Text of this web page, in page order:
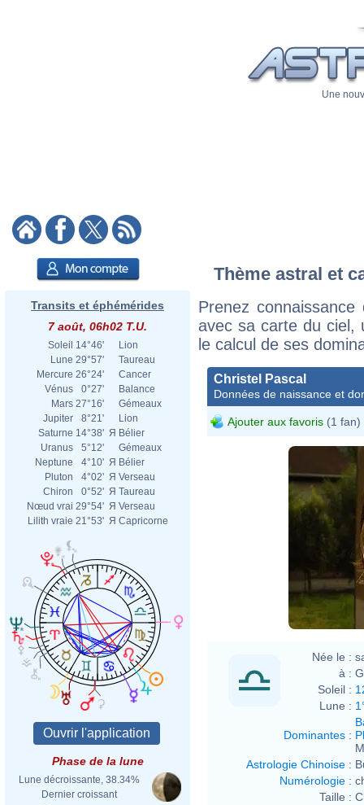
Une
Transits et éphémérides
7 août, 06h02 T.U.
Soleil 14°46'
Lion
Lune 29°57'
Taureau
Mercure 26°24'
Cancer
Vénus
0°27'
Balance
Mars 27°16'
Gémeaux
Jupiter
8°21'
Lion
Saturne 14°38' Я Bélier
Uranus
5°12'
Gémeaux
Neptune
4°10' Я Bélier
Pluton
4°02' Я Verseau
Chiron
0°52' Я Taureau
Nœud vrai 29°54' Я Verseau
Lilith vraie 21°53' Я Capricorne
Phase de la lune
Lune décroissante, 38.34%
Dernier croissant
Thème astral et
Prenez
avec sa carte du ciel,
le calcul de ses
Christel Pascal
Données de naissance et
Ajouter aux favoris (1 fan)
Née le :
à :
Soleil :
Lune :
Dominantes :
Astrologie Chinoise :
Numérologie :
Taille :